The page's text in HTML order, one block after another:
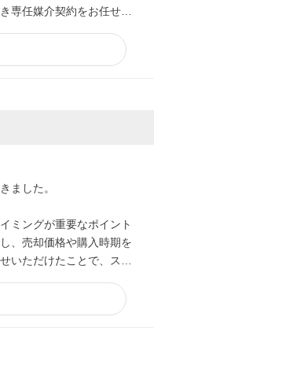
専任媒介契約をお任せい
ました。
ミングが重要なポイント
、売却価格や購入時期を
いただけたことで、スム